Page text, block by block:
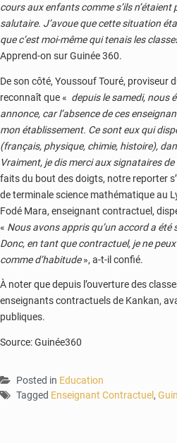
cours aux enfants comme s’ils
salutaire. J’avoue que cette situation
que c’est moi-même qui tenais les
Apprend-on sur Guinée 360.
De son côté, Youssouf Touré, proviseur
reconnaît que « depuis le samedi, nous
annonce, car l’absence de ces
mon établissement. Ce sont eux qui
(français, physique, chimie, histoire),
Vraiment, je dis merci aux signataires
faits du bout des doigts, notre reporter
de terminale science mathématique au
Fodé Mara, enseignant contractuel,
« Nous avons appris qu’un accord a été
Donc, en tant que contractuel, je ne
comme d’habitude», a-t-il confié.
À noter que depuis l’ouverture des
enseignants contractuels de Kankan,
publiques.
Source: Guinée360
Posted in Education
Tagged Enseignant Contractuel,